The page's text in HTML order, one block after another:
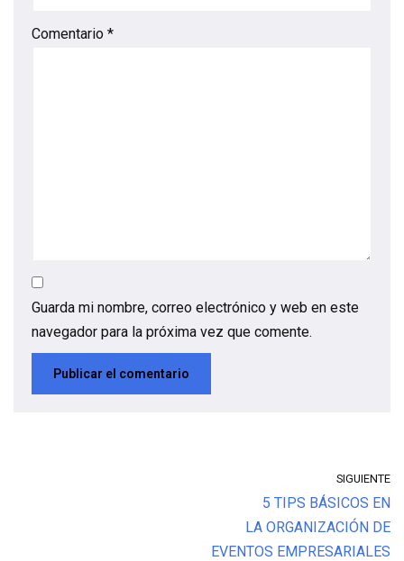
Comentario *
Guarda mi nombre, correo electrónico y web en este
navegador para la próxima vez que comente.
SIGUIENTE
5 TIPS BÁSICOS EN
LA ORGANIZACIÓN DE
EVENTOS EMPRESARIALES